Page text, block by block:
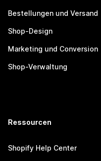
Bestellungen und Versand
Shop-Design
Marketing und Conversion
Shop-Verwaltung
Ressourcen
Shopify Help Center